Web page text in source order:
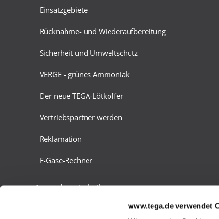
www.tega.de verwendet
Einsatzgebiete
Rücknahme- und Wiederaufbereitung
Sicherheit und Umweltschutz
VERGE - grünes Ammoniak
Der neue TEGA-Lötkoffer
Vertriebspartner werden
Reklamation
F-Gase-Rechner
Anwendungstechnik